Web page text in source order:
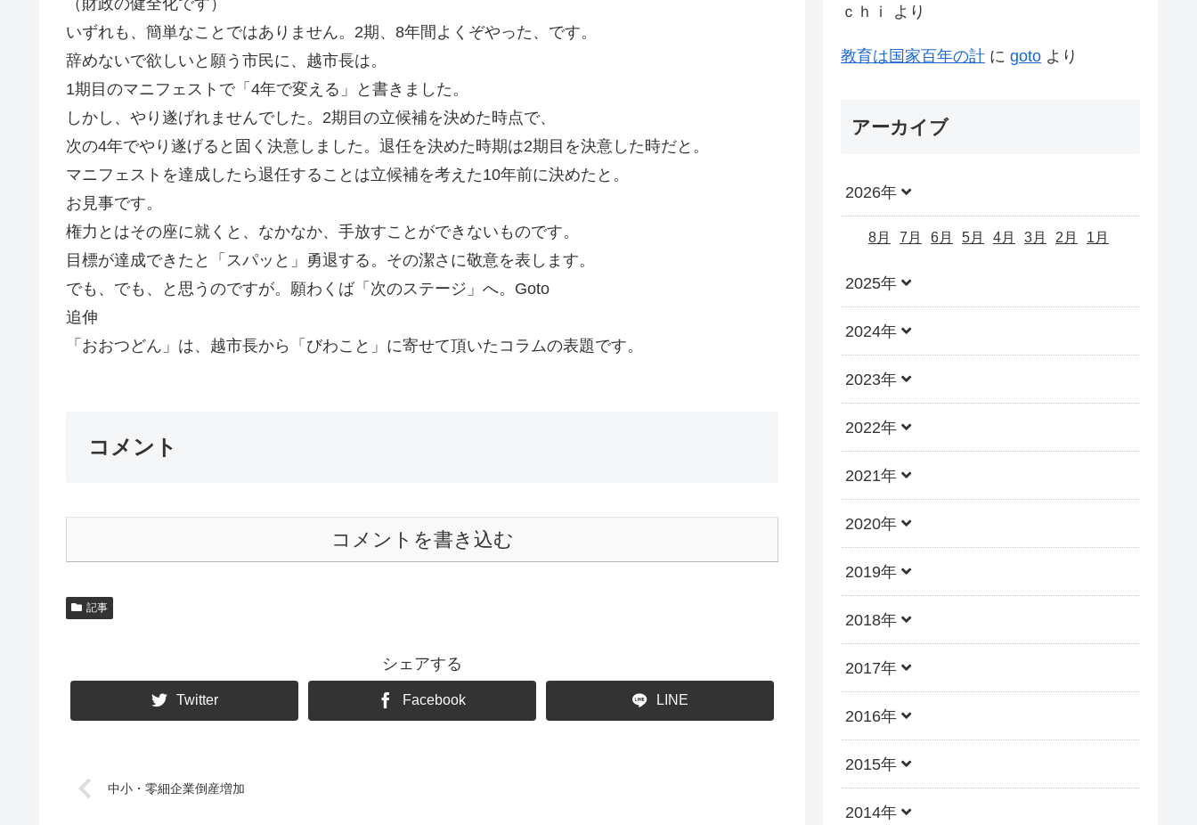
（財政の健全化です）
いずれも、簡単なことではありません。2期、8年間よくぞやった、です。
辞めないで欲しいと願う市民に、越市長は。
1期目のマニフェストで「4年で変える」と書きました。
しかし、やり遂げれませんでした。2期目の立候補を決めた時点で、
次の4年でやり遂げると固く決意しました。退任を決めた時期は2期目を決意した時だと。
マニフェストを達成したら退任することは立候補を考えた10年前に決めたと。
お見事です。
権力とはその座に就くと、なかなか、手放すことができないものです。
目標が達成できたと「スパッと」勇退する。その潔さに敬意を表します。
でも、でも、と思うのですが。願わくば「次のステージ」へ。Goto
追伸
「おおつどん」は、越市長から「びわこと」に寄せて頂いたコラムの表題です。
コメント
コメントを書き込む
記事
シェアする
Twitter Facebook LINE
中小・零細企業倒産増加
ｃｈｉ
より
教育は国家百年の計 に goto より
アーカイブ
2026年
8月 7月 6月 5月 4月 3月 2月 1月
2025年
2024年
2023年
2022年
2021年
2020年
2019年
2018年
2017年
2016年
2015年
2014年